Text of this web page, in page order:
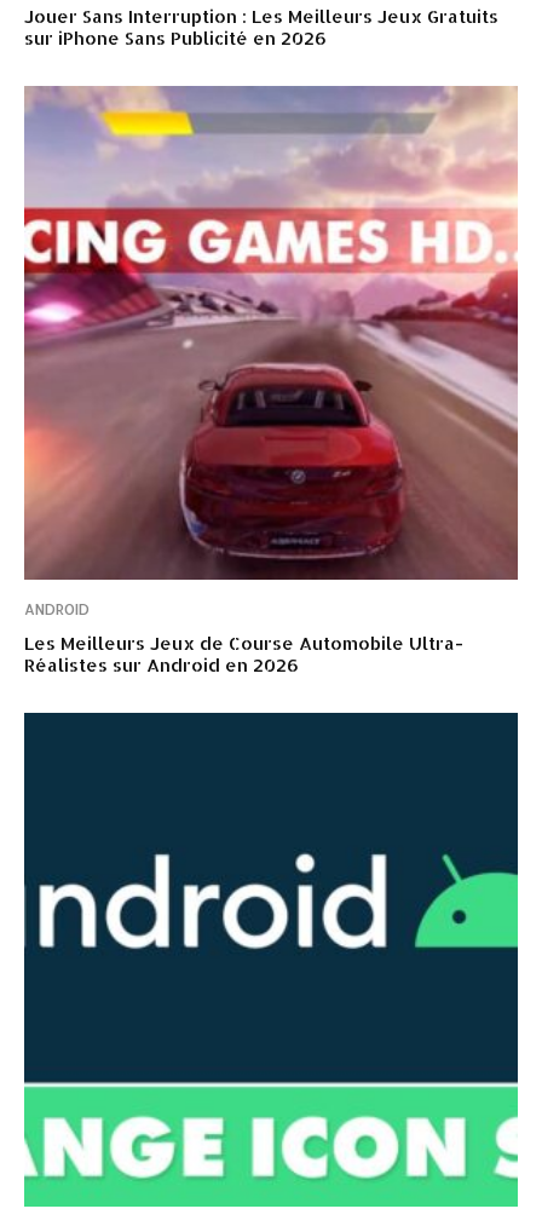
Jouer Sans Interruption : Les Meilleurs Jeux Gratuits
sur iPhone Sans Publicité en 2026
ANDROID
Les Meilleurs Jeux de Course Automobile Ultra-
Réalistes sur Android en 2026